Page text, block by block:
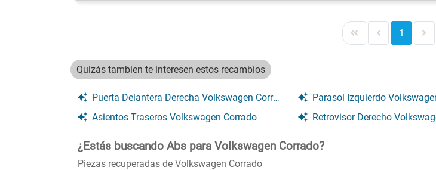
1
Quizás tambien te interesen estos recambios
Puerta Delantera Derecha Volkswagen Corrado Parasol Izquierdo
Asientos Traseros Volkswagen Corrado
Retrovisor Derecho
¿Estás buscando Abs para Volkswagen Corrado?
Piezas recuperadas de Volkswagen Corrado